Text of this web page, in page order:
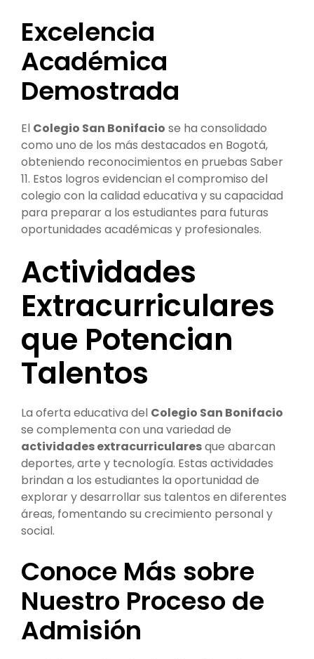
Excelencia
Académica
Demostrada
El Colegio San Bonifacio se ha consolidado
como uno de los más destacados en Bogotá,
obteniendo reconocimientos en pruebas Saber
11. Estos logros evidencian el compromiso del
colegio con la calidad educativa y su capacidad
para preparar a los estudiantes para futuras
oportunidades académicas y profesionales.
Actividades
Extracurriculares
que Potencian
Talentos
La oferta educativa del Colegio San Bonifacio
se complementa con una variedad de
actividades extracurricularesque abarcan
deportes, arte y tecnología. Estas actividades
brindan a los estudiantes la oportunidad de
explorar y desarrollar sus talentos en diferentes
áreas, fomentando su crecimiento personal y
social.
Conoce Más sobre
Nuestro Proceso de
Admisión